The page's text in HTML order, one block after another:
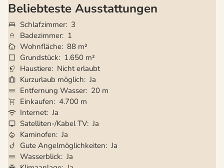
Beliebteste Ausstattungen
Schlafzimmer 3
Badezimmer 1
Wohnfläche 88 m²
Grundstück
1.650 m²
Haustiere Nicht erlaubt
Kurzurlaub möglich Ja
Entfernung Wasser 20 m
Einkaufen 4.700 m
Internet Ja
Satelliten-/Kabel TV Ja
Kaminofen Ja
Gute Angelmöglichkeiten Ja
Wasserblick Ja